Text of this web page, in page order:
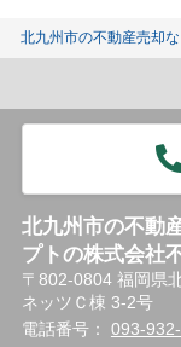
北九州市の不動産売却
北九州市の不動
プトの株式会社
〒802-0804 福岡県
ネッツＣ棟 3-2号
電話番号： 093-